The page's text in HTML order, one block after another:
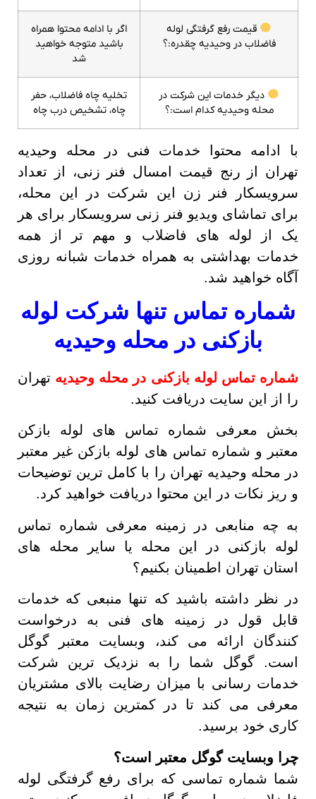
قیمت رفع گرفتگی لوله
فاضلاب در وحیدیه چقدره:؟
اگر با ادامه محتوا همراه
باشید متوجه خواهید
شد
دیگر خدمات این شرکت در
محله وحیدیه کدام است:؟
تخلیه چاه فاضلاب، حفر
چاه، تشخیص درب چاه
با ادامه محتوا خدمات فنی در محله وحیدیه
تهران از رنج قیمت امسال فنر زنی، از تعداد
سرویسکار فنر زن این شرکت در این محله،
برای تماشای ویدیو فنر زنی سرویسکار برای هر
یک از لوله های فاضلاب و مهم تر از همه
خدمات بهداشتی به همراه خدمات شبانه روزی
آگاه خواهید شد.
شماره تماس تنها شرکت لوله
بازکنی در محله وحیدیه
شماره تماس لوله بازکنی در محله وحیدیه تهران
را از این سایت دریافت کنید.
بخش معرفی شماره تماس های لوله بازکن
معتبر و شماره تماس های لوله بازکن غیر معتبر
در محله وحیدیه تهران را با کامل ترین توضیحات
و ریز نکات در این محتوا دریافت خواهید کرد.
به چه منابعی در زمینه معرفی شماره تماس
لوله بازکنی در این محله یا سایر محله های
استان تهران اطمینان بکنیم؟
در نظر داشته باشید که تنها منبعی که خدمات
قابل قول در زمینه های فنی به درخواست
کنندگان ارائه می کند، وبسایت معتبر گوگل
است. گوگل شما را به نزدیک ترین شرکت
خدمات رسانی با میزان رضایت بالای مشتریان
معرفی می کند تا در کمترین زمان به نتیجه
کاری خود برسید.
چرا وبسایت گوگل معتبر است؟
شما شماره تماسی که برای رفع گرفتگی لوله